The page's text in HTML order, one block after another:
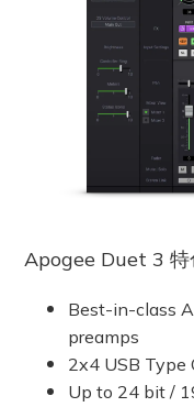
Apogee Duet 3 特
Best-in-class
preamps
2x4 USB Type
Up to 24 bit /